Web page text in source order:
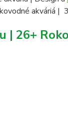
akváriá |
| 26+